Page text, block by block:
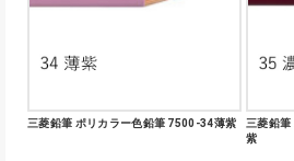
三菱鉛筆 ポリカラー色鉛筆 7500-34薄紫
三菱鉛
紫